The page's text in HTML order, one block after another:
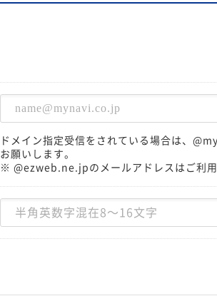
ドメイン指定受信をされている場合は、
お願いします。
※ @ezweb.ne.jpのメールアドレスはご利用